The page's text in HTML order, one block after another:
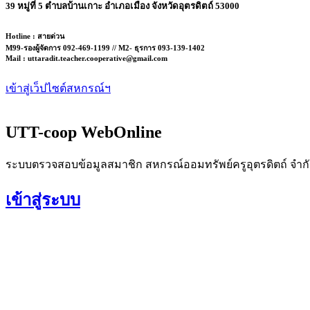
39 หมู่ที่ 5 ตำบลบ้านเกาะ อำเภอเมือง จังหวัดอุตรดิตถ์ 53000
Hotline : สายด่วน
M99-รองผู้จัดการ 092-469-1199 // M2- ธุรการ 093-139-1402
Mail : uttaradit.teacher.cooperative@gmail.com
เข้าสู่เว็ปไซต์สหกรณ์ฯ
UTT-coop WebOnline
ระบบตรวจสอบข้อมูลสมาชิก สหกรณ์ออมทรัพย์ครูอุตรดิตถ์ จำ
เข้าสู่ระบบ